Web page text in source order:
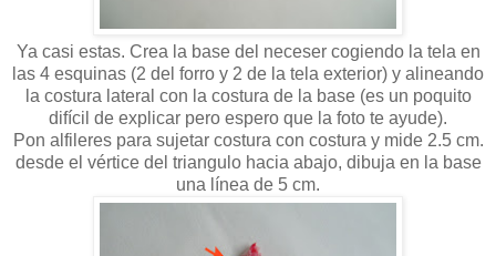
Ya casi estas. Crea la base del neceser cogiendo la tela en
las 4 esquinas (2 del forro y 2 de la tela exterior) y alineando
la costura lateral con la costura de la base (es un poquito
difícil de explicar pero espero que la foto te ayude).
Pon alfileres para sujetar costura con costura y mide 2.5 cm.
desde el vértice del triangulo hacia abajo, dibuja en la base
una línea de 5 cm.